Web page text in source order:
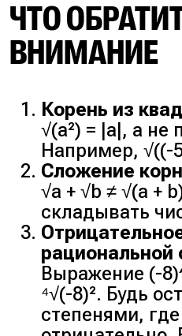
+ 10√7 + 7 = 32 +
3. Теперь нужно
Вычтем 27 из
частей:
2√170 и 5 + 10√7.
Оценим
√170 ≈ 13.04,
26.08.
последующей
корней, так как
появление
1. Проверим ОДЗ
Допустимых
подкоренное
должно быть
3x – 5 ≥ 0 => x ≥
2. Возведём в
ЧТО
ВНИМАНИЕ
Корень из
√(a²) = |a|, а не
Например, √((-
Сложение
√a + √b ≠ √(a +
складывать
рациональной
Выражение (-
⁴√(-8)². Будь
степенями,